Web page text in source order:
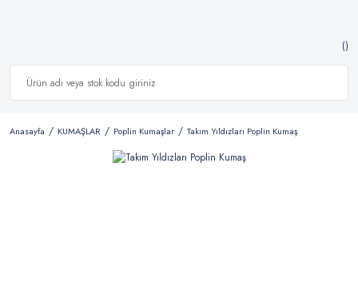
Anasayfa KUMAŞLAR Poplin Kumaşlar Takım Yıldızları Poplin Kumaş